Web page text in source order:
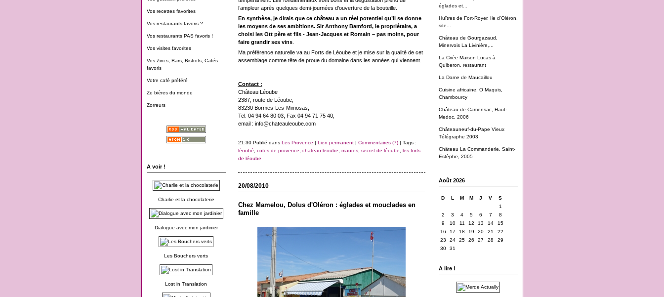
Vos recettes favorites
Vos restaurants favoris ?
Vos restaurants PAS favoris !
Vos visites favorites
Vos Zincs, Bars, Bistrots, Cafés
favoris
Votre café préféré
Ze bières du monde
Zorreurs
A voir !
Charlie et la chocolaterie
Dialogue avec mon jardinier
Les Bouchers verts
Lost in Translation
églades et...
Huîtres de Fort-Royer, Ile d'Oléron,
site...
Château de Gourgazaud,
Minervois La Livinière,...
La Criée Maison Lucas à
Quiberon, restaurant
La Dame de Maucaillou
Cuisine africaine, O Maquis,
Chambourcy
Château de Camensac, Haut-
Medoc, 2006
Châteauneuf-du-Pape Vieux
Télégraphe 2003
Château La Commanderie, Saint-
Estèphe, 2005
Août 2026
D L M M J V
S
1
2
3 4 5 6 7
8
9
10 11 12 13 14
15
16
17 18 19 20 21
22
23
24 25 26 27 28
29
30
31
A lire !
l’ampleur après quelques demi-journées d’ouverture de la bouteille.
En synthèse, je dirais que ce château a un réel potentiel qu’il se donne
les moyens de ses ambitions. Sir Anthony Bamford, le propriétaire, a
choisi les Ott père et fils - Jean-Jacques et Romain – pas moins, pour
faire grandir ses vins.
Ma préférence naturelle va au Forts de Léoube et je mise sur la qualité de cet
assemblage comme tête de proue du domaine dans les années qui viennent.
Contact :
Château Léoube
2387, route de Léoube,
83230 Bormes-Les-Mimosas,
Tel. 04 94 64 80 03, Fax 04 94 71 75 40,
email : info@chateauleoube.com
21:30 Publié dans Les Provence | Lien permanent| Commentaires (7)| Tags :
léoubé
cotes de provence chateau leoube maures, secret de léoube
les forts
de léoube
20/08/2010
Chez Mamelou, Dolus d'Oléron : églades et mouclades en
famille